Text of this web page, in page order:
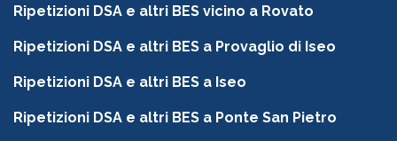
Ripetizioni DSA e altri BES vicino a Rovato
Ripetizioni DSA e altri BES a Provaglio di Iseo
Ripetizioni DSA e altri BES a Iseo
Ripetizioni DSA e altri BES a Ponte San Pietro